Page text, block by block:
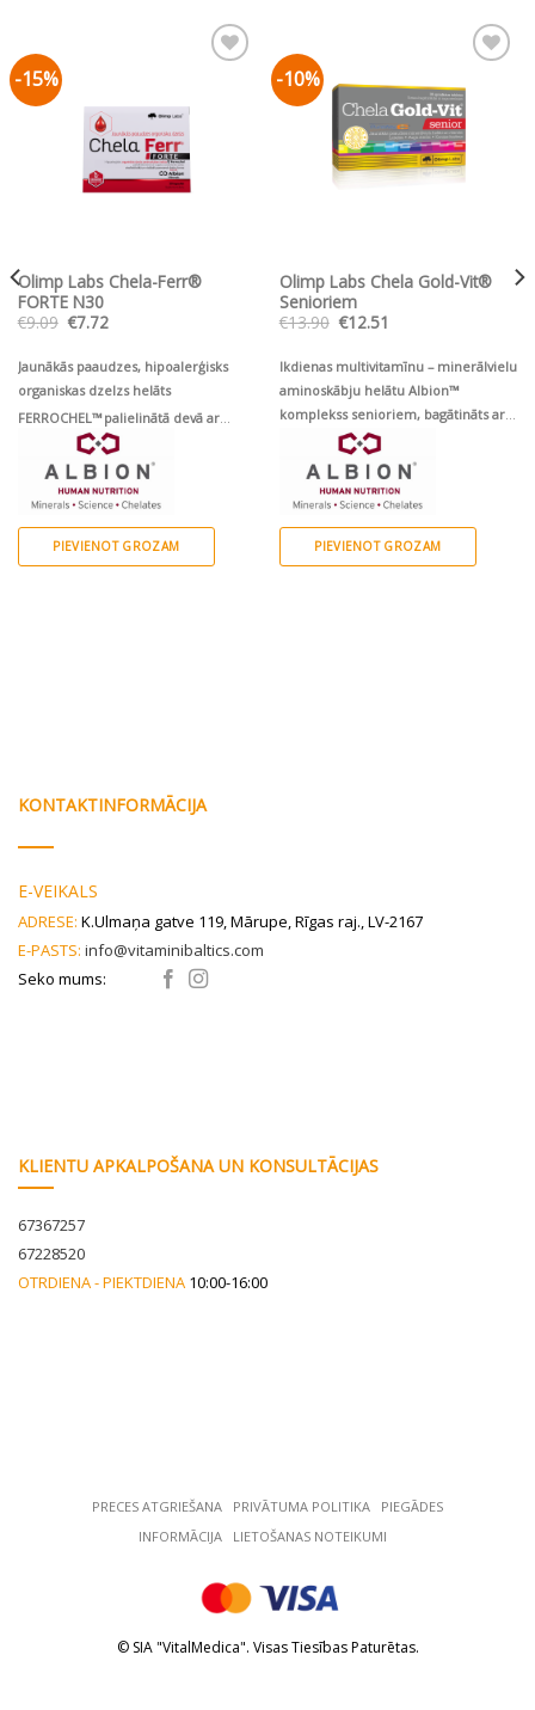
-15%
Olimp Labs Chela-Ferr®
FORTE N30
€9.09 Original
€9.09.
€7.72Current
€7.72.
Jaunākās paaudzes, hipoalerģisks
organiskas dzelzs helāts
FERROCHEL™ palielinātā devā ar
folskābi, B6, B12 un C vitamīnu
PIEVIENOT GROZAM
-10%
sarakstam
Olimp Labs Chela Gold-Vit®
Senioriem
€13.90 Original
€13.90.
€12.51
€12.51.
Ikdienas multivitamīnu – minerālvielu
aminoskābju helātu Albion™
komplekss senioriem, bagātināts ar
luteīnu, Korejas ženšeņ un augu
sterīniem
PIEVIENOT GROZAM
PRECES ATGRIEŠANA РRIVĀTUMA POLITIKA
PIEGĀDES
INFORMĀCIJA
LIETOŠANAS NOTEIKUMI
© SIA "VitalMedica". Visas Tiesības Paturētas.
KONTAKTINFORMĀCIJA
E-VEIKALS
ADRESE: K.Ulmaņa gatve 119, Mārupe, Rīgas raj., LV-2167
E-PASTS: info@vitaminibaltics.com
Seko mums:
KLIENTU APKALPOŠANA UN KONSULTĀCIJAS
67367257
67228520
OTRDIENA - PIEKTDIENA 10:00-16:00